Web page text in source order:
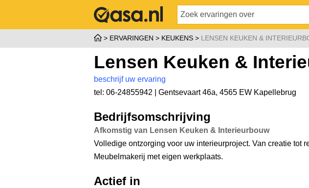
ERVARINGEN KEUKENS LENSEN KEUKEN &
Lensen Keuken &
beschrijf uw ervaring
tel: 06-24855942 | Gentsevaart 46a, 4565 EW Kapellebrug
Bedrijfsomschrijving
Afkomstig van Lensen Keuken & Interieurbouw
Volledige ontzorging voor uw interieurproject. Van creatie tot
Meubelmakerij met eigen werkplaats.
Actief in